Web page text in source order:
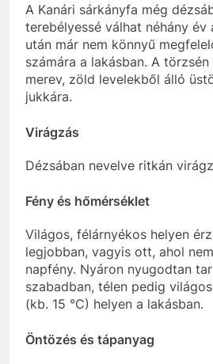
A Kanári sárkányfa még
terebélyessé válhat néhány
után már nem könnyű
számára a lakásban. A
merev, zöld levelekből álló
jukkára.
Virágzás
Dézsában nevelve ritkán
Fény és hőmérséklet
Világos, félárnyékos helyen
legjobban, vagyis ott, ahol
napfény. Nyáron nyugodtan
szabadban, télen pedig
(kb. 15 °C) helyen a lakásban.
Öntözés és tápanyag